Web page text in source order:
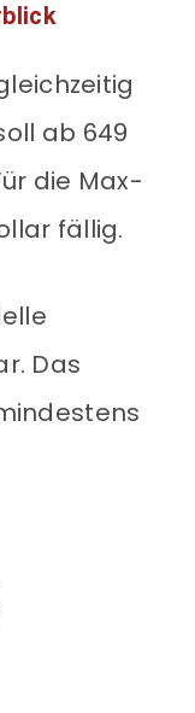
ab 649
die Max-
fällig.
Das